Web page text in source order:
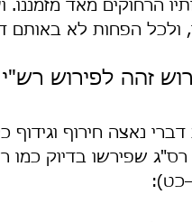
הרחוקים מאד מזמננו.
הפחות לא באותם
זהה לפירוש רש"י
נאצה חירוף
רס"ג שפירשו בדיוק